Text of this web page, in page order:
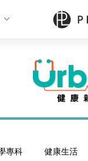
專科 健康生活